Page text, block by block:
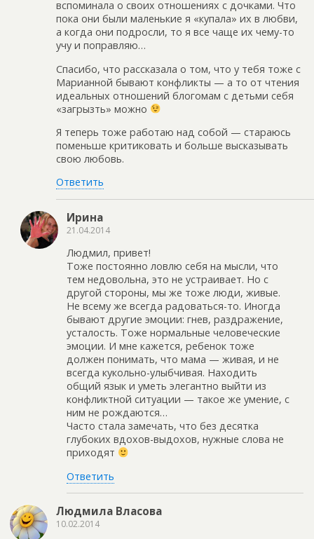
вспоминала о своих отношениях с дочками. Что
пока они были маленькие я «купала» их в любви,
а когда они подросли, то я все чаще их чему-то
учу и поправляю…
Спасибо, что рассказала о том, что у тебя тоже с
Марианной бывают конфликты — а то от чтения
идеальных отношений блогомам с детьми себя
«загрызть» можно
Я теперь тоже работаю над собой — стараюсь
поменьше критиковать и больше высказывать
свою любовь.
Ответить
Ирина
21.04.2014
Людмил, привет!
Тоже постоянно ловлю себя на мысли, что
тем недовольна, это не устраивает. Но с
другой стороны, мы же тоже люди, живые.
Не всему же всегда радоваться-то. Иногда
бывают другие эмоции: гнев, раздражение,
усталость. Тоже нормальные человеческие
эмоции. И мне кажется, ребенок тоже
должен понимать, что мама — живая, и не
всегда кукольно-улыбчивая. Находить
общий язык и уметь элегантно выйти из
конфликтной ситуации — такое же умение, с
ним не рождаются…
Часто стала замечать, что без десятка
глубоких вдохов-выдохов, нужные слова не
приходят
Ответить
Людмила Власова
10.02.2014